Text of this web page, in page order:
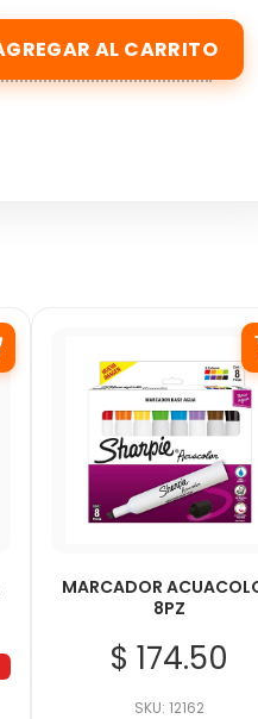
MARCADOR
8PZ
$ 174.50
SKU: 12162